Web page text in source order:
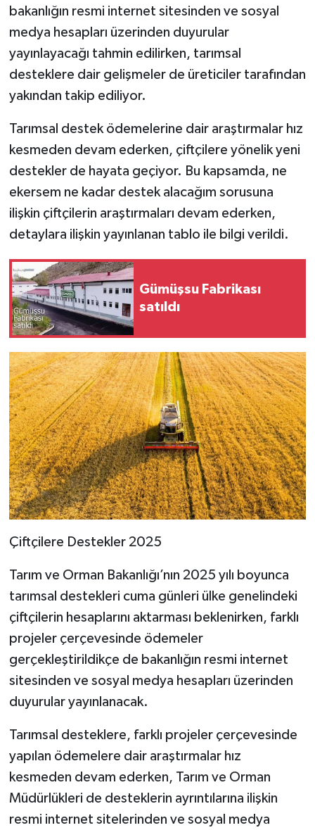
bakanlığın resmi internet sitesinden ve sosyal
medya hesapları üzerinden duyurular
yayınlayacağı tahmin edilirken, tarımsal
desteklere dair gelişmeler de üreticiler tarafından
yakından takip ediliyor.
Tarımsal destek ödemelerine dair araştırmalar hız
kesmeden devam ederken, çiftçilere yönelik yeni
destekler de hayata geçiyor. Bu kapsamda, ne
ekersem ne kadar destek alacağım sorusuna
ilişkin çiftçilerin araştırmaları devam ederken,
detaylara ilişkin yayınlanan tablo ile bilgi verildi.
Gümüşsu Fabrikası
satıldı
Çiftçilere Destekler 2025
Tarım ve Orman Bakanlığı’nın 2025 yılı boyunca
tarımsal destekleri cuma günleri ülke genelindeki
çiftçilerin hesaplarını aktarması beklenirken, farklı
projeler çerçevesinde ödemeler
gerçekleştirildikçe de bakanlığın resmi internet
sitesinden ve sosyal medya hesapları üzerinden
duyurular yayınlanacak.
Tarımsal desteklere, farklı projeler çerçevesinde
yapılan ödemelere dair araştırmalar hız
kesmeden devam ederken, Tarım ve Orman
Müdürlükleri de desteklerin ayrıntılarına ilişkin
resmi internet sitelerinden ve sosyal medya